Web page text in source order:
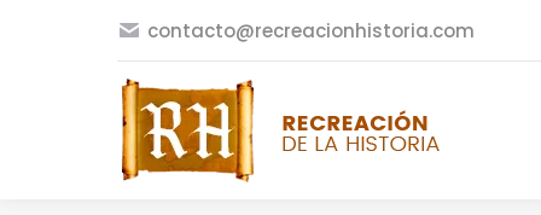
contacto@recreacionhistoria.com